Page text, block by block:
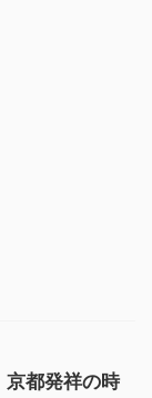
京都発祥の時